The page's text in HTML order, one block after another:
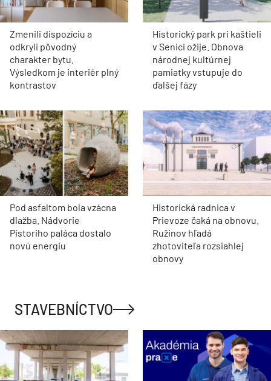
Zmenili dispozíciu a
odkryli pôvodný
charakter bytu.
Výsledkom je interiér plný
kontrastov
Historický park pri kaštieli
v Senici ožije. Obnova
národnej kultúrnej
pamiatky vstupuje do
ďalšej fázy
Pod asfaltom bola vzácna
dlažba. Nádvorie
Pistoriho paláca dostalo
novú energiu
Historická radnica v
Prievoze čaká na obnovu.
Ružinov hľadá
zhotoviteľa rozsiahlej
obnovy
STAVEBNÍCTVO